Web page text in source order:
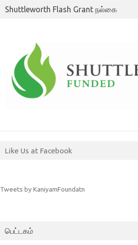
Shuttleworth Flash Grant நல்கை
Like Us at Facebook
Tweets by KaniyamFoundatn
பெட்டகம்